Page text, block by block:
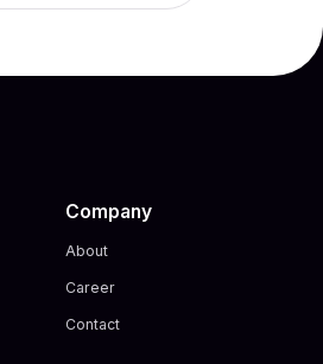
Company
About
Career
Contact